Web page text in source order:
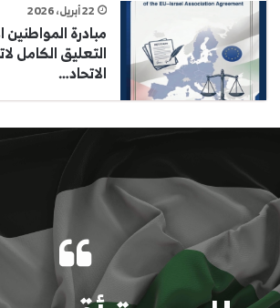
22 أبريل، 2026
مبادرة المواطنين
التعليق الكامل
الاتحاد…